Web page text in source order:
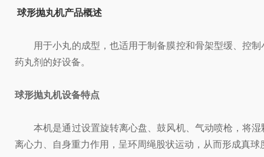
球形抛丸机产品概述
用于小丸的成型，也适用于制备膜控和骨架型缓、控制
药丸剂的好设备。
球形抛丸机设备特点
本机是通过设置旋转离心盘、鼓风机、气动喷枪，将湿
离心力、自身重力作用，呈环周绳股状运动，从而形成真球